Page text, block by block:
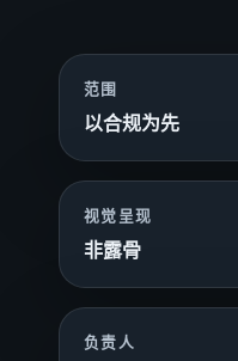
范围
以合规为先
视觉呈现
非露骨
负责人